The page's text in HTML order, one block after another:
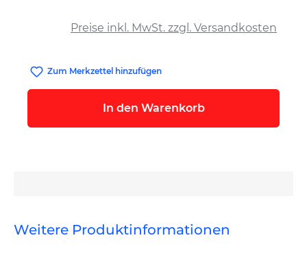
Preise inkl. MwSt. zzgl. Versandkosten
Zum Merkzettel hinzufügen
In den Warenkorb
Weitere Produktinformationen